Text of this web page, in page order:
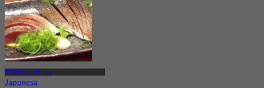
BTS Phrom Phong
Japonesa